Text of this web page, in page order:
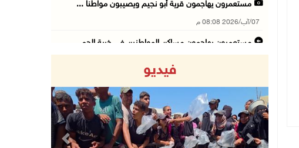
مستعمرون يهاجمون قرية أبو نجيم ويصيبون مواطنا ...
07/آب/2026 08:08 م
مستعمرون يهاجمون مساكن المواطنين في خربة الحم ...
07/آب/2026 06:26 م
الرئاسة ترحب بإطلاق السعودية التحالف البحري ا ...
07/آب/2026 06:17 م
فيديو
Previous Next